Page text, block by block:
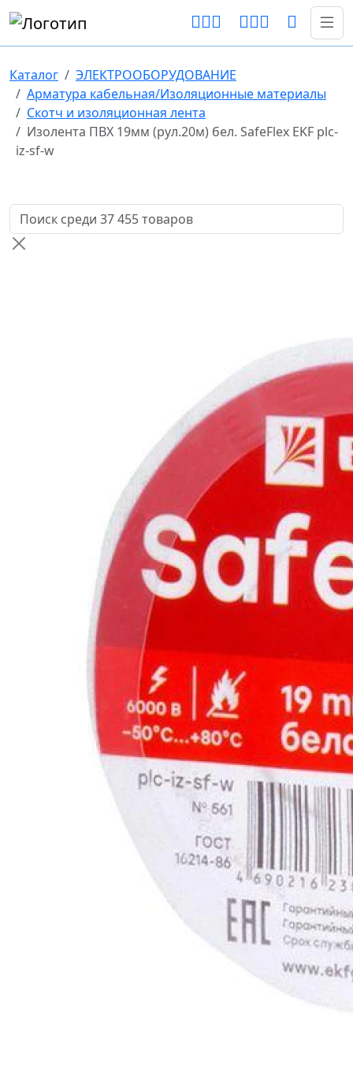
Каталог
ЭЛЕКТРООБОРУДОВАНИЕ
Арматура кабельная/Изоляционные материалы
Скотч и изоляционная лента
Изолента ПВХ 19мм (рул.20м) бел. SafeFlex EKF plc-
iz-sf-w
Поиск товаров по названию или артикулу